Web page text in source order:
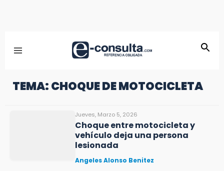
TEMA: CHOQUE DE MOTOCICLETA
Jueves, Marzo 5, 2026
Choque entre motocicleta y
vehículo deja una persona
lesionada
Angeles Alonso Benitez